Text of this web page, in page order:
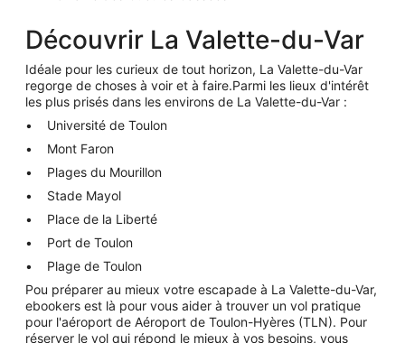
Découvrir La Valette-du-Var
Idéale pour les curieux de tout horizon, La Valette-du-Var
regorge de choses à voir et à faire.Parmi les lieux d'intérêt
les plus prisés dans les environs de La Valette-du-Var :
Université de Toulon
Mont Faron
Plages du Mourillon
Stade Mayol
Place de la Liberté
Port de Toulon
Plage de Toulon
Pou préparer au mieux votre escapade à La Valette-du-Var,
ebookers est là pour vous aider à trouver un vol pratique
pour l'aéroport de Aéroport de Toulon-Hyères (TLN). Pour
réserver le vol qui répond le mieux à vos besoins, vous